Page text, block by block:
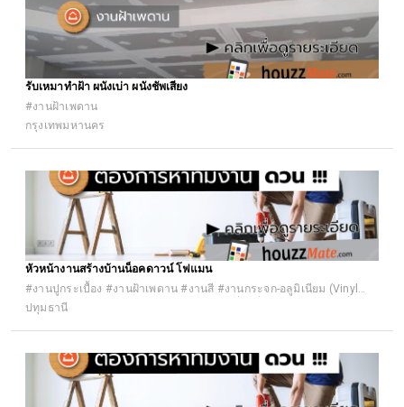
รับเหมาทำฝ้า ผนังเบ่า ผนังชัพเสียง
#งานฝ้าเพดาน
กรุงเทพมหานคร
หัวหน้างานสร้างบ้านน็อคดาวน์ โฟแมน
#งานปูกระเบื้อง #งานฝ้าเพดาน #งานสี #งานกระจก-อลูมิเนียม (Vinyl
uPVC) #งานมุงหลังคา #งานเหล็กและงานเชื่อมอื่นๆ #ระบบไฟฟ้าทั่วไป
ปทุมธานี